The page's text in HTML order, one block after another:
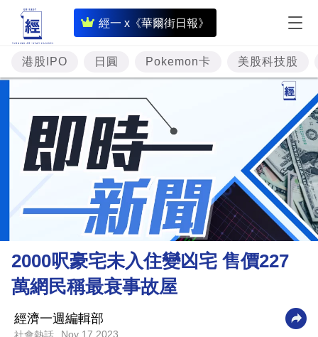
經一 x《華爾街日報》
即
時
財
經
專
題
投
資
樓
市
財
商
業
港股IPO 日圓 Pokemon卡 美股科技股
2000呎豪宅未入住變凶宅 售價227
萬網民稱最衰事故屋
經濟一週編輯部
社會熱話 Nov 17 2023